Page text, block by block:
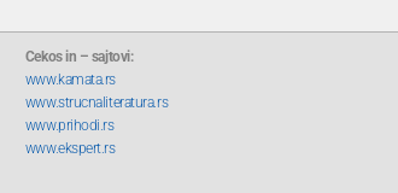
Cekos in – sajtovi:
www.kamata.rs
www.strucnaliteratura.rs
www.prihodi.rs
www.ekspert.rs